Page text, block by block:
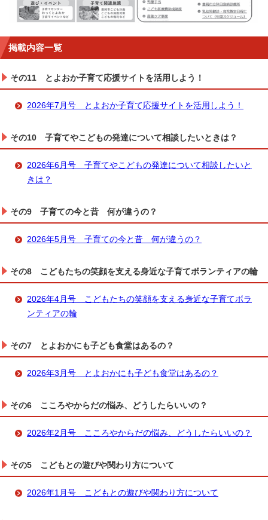
掲載内容一覧
その11 とよおか子育て応援サイトを活用しよう！
2026年7月号 とよおか子育て応援サイトを活用しよう！
その10 子育てやこどもの発達について相談したいときは？
2026年6月号 子育てやこどもの発達について相談したいと
きは？
その9 子育ての今と昔 何が違うの？
2026年5月号 子育ての今と昔 何が違うの？
その8 こどもたちの笑顔を支える身近な子育てボランティアの輪
2026年4月号 こどもたちの笑顔を支える身近な子育てボラ
ンティアの輪
その7 とよおかにも子ども食堂はあるの？
2026年3月号 とよおかにも子ども食堂はあるの？
その6 こころやからだの悩み、どうしたらいいの？
2026年2月号 こころやからだの悩み、どうしたらいいの？
その5 こどもとの遊びや関わり方について
2026年1月号 こどもとの遊びや関わり方について